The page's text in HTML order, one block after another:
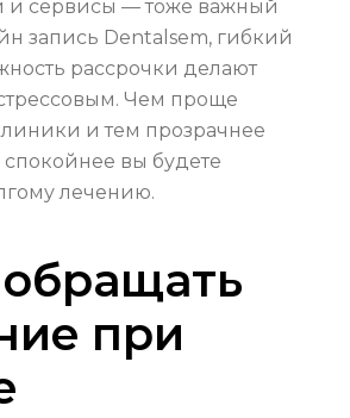
и сервисы — тоже важный
запись Dentalsem, гибкий
рассрочки делают
Чем проще
и тем прозрачнее
вы будете
лечению.
при